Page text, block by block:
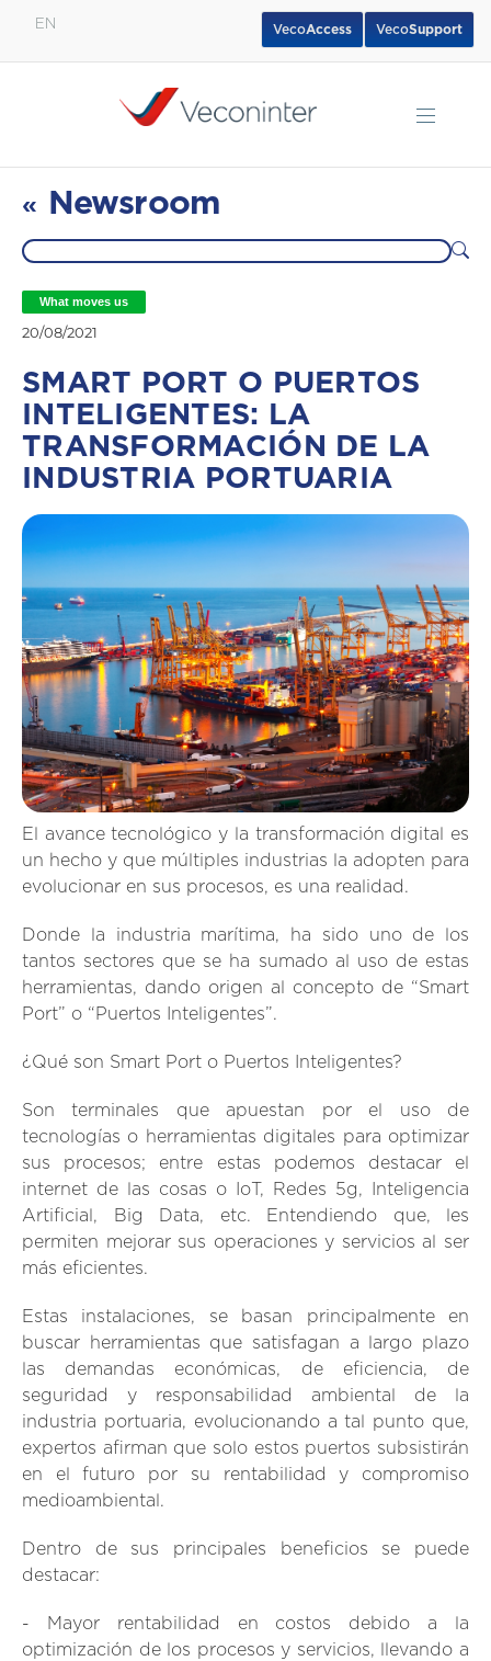
EN VecoSupport
VecoAccess
« Newsroom
What moves us
20/08/2021
SMART PORT O PUERTOS
INTELIGENTES: LA
TRANSFORMACIÓN DE LA
INDUSTRIA PORTUARIA
El avance tecnológico y la transformación digital es
un hecho y que múltiples industrias la adopten para
evolucionar en sus procesos, es una realidad.
Donde la industria marítima, ha sido uno de los
tantos sectores que se ha sumado al uso de estas
herramientas, dando origen al concepto de “Smart
Port” o “Puertos Inteligentes”.
¿Qué son Smart Port o Puertos Inteligentes?
Son terminales que apuestan por el uso de
tecnologías o herramientas digitales para optimizar
sus procesos; entre estas podemos destacar el
internet de las cosas o IoT, Redes 5g, Inteligencia
Artificial, Big Data, etc. Entendiendo que, les
permiten mejorar sus operaciones y servicios al ser
más eficientes.
Estas instalaciones, se basan principalmente en
buscar herramientas que satisfagan a largo plazo
las demandas económicas, de eficiencia, de
seguridad y responsabilidad ambiental de la
industria portuaria, evolucionando a tal punto que,
expertos afirman que solo estos puertos subsistirán
en el futuro por su rentabilidad y compromiso
medioambiental.
Dentro de sus principales beneficios se puede
destacar:
- Mayor rentabilidad en costos debido a la
optimización de los procesos y servicios, llevando a